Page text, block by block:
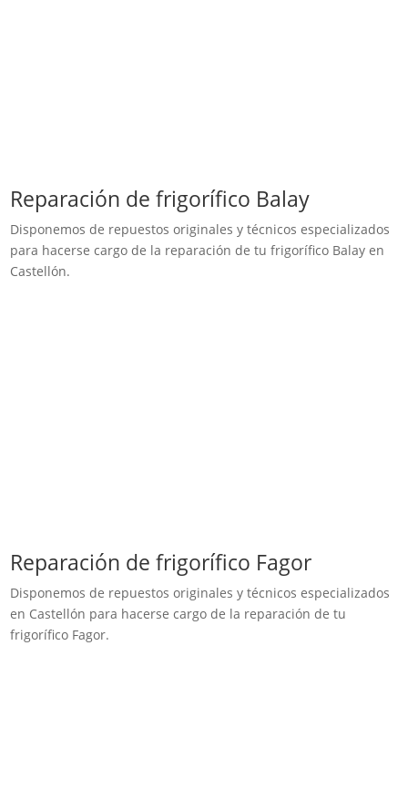
Reparación de frigorífico Balay
Disponemos de repuestos originales y técnicos especializados
para hacerse cargo de la reparación de tu frigorífico Balay en
Castellón.
Reparación de frigorífico Fagor
Disponemos de repuestos originales y técnicos especializados
en Castellón para hacerse cargo de la reparación de tu
frigorífico Fagor.